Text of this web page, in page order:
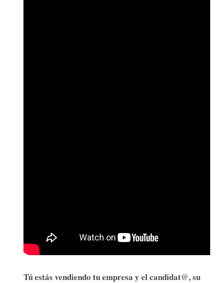
Tú estás vendiendo tu empresa y el candidat@, su